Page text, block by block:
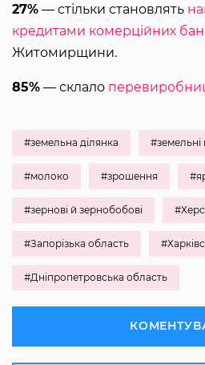
27% ― стільки становлять
кредитами комерційних
Житомирщини.
85% ― склало
#земельна ділянка #земельні
#молоко #зрошення
#зернові й зернобобові
#Запорізька область
#Дніпропетровська область